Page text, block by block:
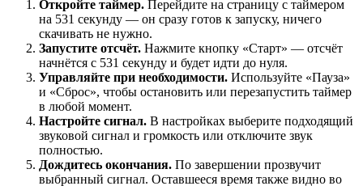
Откройте таймер. Перейдите на страницу с таймером
на 531 секунду — он сразу готов к запуску, ничего
скачивать не нужно.
Запустите отсчёт. Нажмите кнопку «Старт» — отсчёт
начнётся с 531 секунду и будет идти до нуля.
Управляйте при необходимости. Используйте «Пауза»
и «Сброс», чтобы остановить или перезапустить таймер
в любой момент.
Настройте сигнал. В настройках выберите подходящий
звуковой сигнал и громкость или отключите звук
полностью.
Дождитесь окончания. По завершении прозвучит
выбранный сигнал. Оставшееся время также видно во